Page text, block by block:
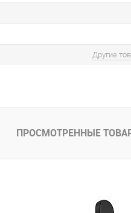
Другие
ПРОСМОТРЕННЫЕ